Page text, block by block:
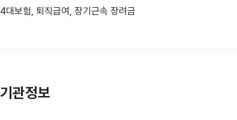
4대보험, 퇴직급여, 장기근속 장려금
기관정보